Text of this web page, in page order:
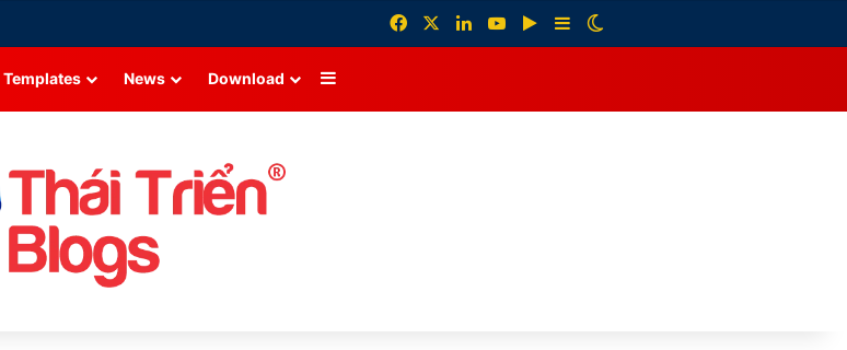
FacebookLinkedInYouTubeGoogle Play
Sidebar
Templates News Download Sidebar